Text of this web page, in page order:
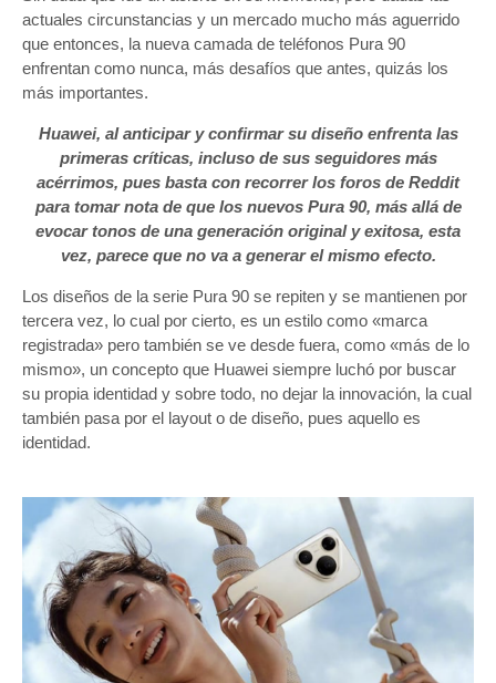
actuales circunstancias y un mercado mucho más aguerrido
que entonces, la nueva camada de teléfonos Pura 90
enfrentan como nunca, más desafíos que antes, quizás los
más importantes.
Huawei, al anticipar y confirmar su diseño enfrenta las
primeras críticas, incluso de sus seguidores más
acérrimos, pues basta con recorrer los foros de Reddit
para tomar nota de que los nuevos Pura 90, más allá de
evocar tonos de una generación original y exitosa, esta
vez, parece que no va a generar el mismo efecto.
Los diseños de la serie Pura 90 se repiten y se mantienen por
tercera vez, lo cual por cierto, es un estilo como «marca
registrada» pero también se ve desde fuera, como «más de lo
mismo», un concepto que Huawei siempre luchó por buscar
su propia identidad y sobre todo, no dejar la innovación, la cual
también pasa por el layout o de diseño, pues aquello es
identidad.